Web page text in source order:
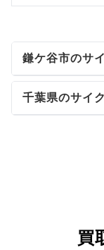
鎌ケ谷市のサ
千葉県のサイ
買